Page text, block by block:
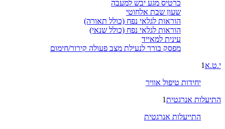
כרטיס מגע יבש למעבה
שעון שבת אלחוטי
הוראות לגלאי נפח (כולל תאורה)
הוראות לגלאי נפח (כולל שנאי)
עינית למאייד
מפסק בורר לנעילת מצב פעולה קירור/חימום
י.ט.א 1
יחידות טיפול אוויר
התיעלות אנרגטית1
התייעלות אנרגטית